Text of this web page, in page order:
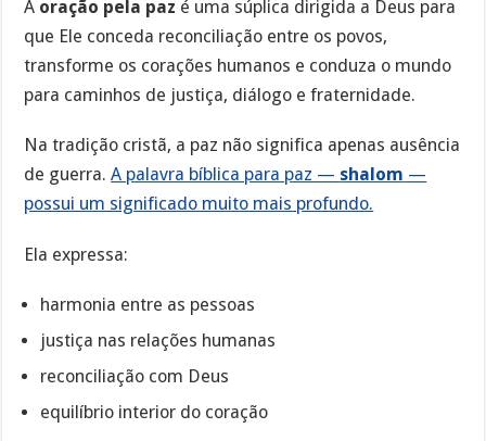
A oração pela paz é uma súplica dirigida a Deus para
que Ele conceda reconciliação entre os povos,
transforme os corações humanos e conduza o mundo
para caminhos de justiça, diálogo e fraternidade.
Na tradição cristã, a paz não significa apenas ausência
de guerra.A palavra bíblica para paz — shalom —
possui um significado muito mais profundo.
Ela expressa:
harmonia entre as pessoas
justiça nas relações humanas
reconciliação com Deus
equilíbrio interior do coração